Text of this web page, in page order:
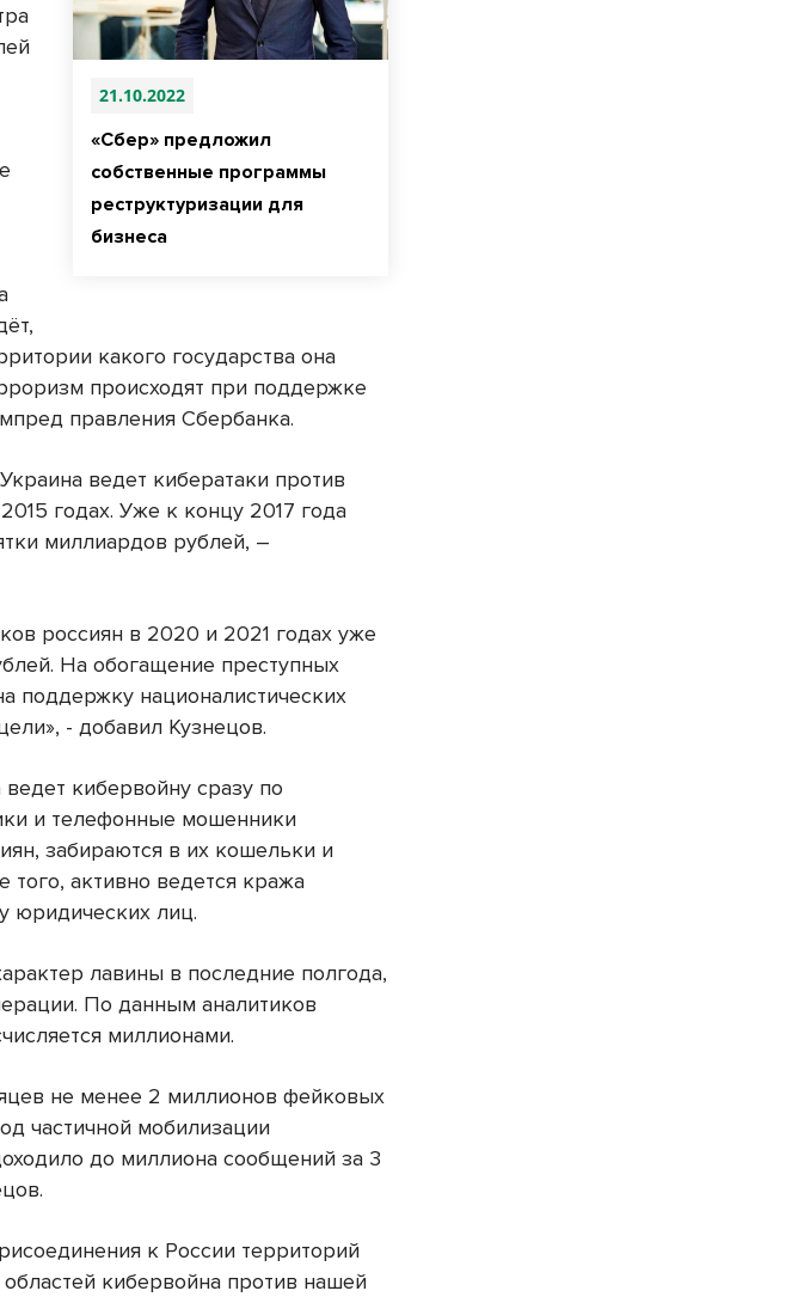
21.10.2022
«Сбер» предложил
собственные программы
реструктуризации для
бизнеса
какого государства она
происходят при поддержке
правления Сбербанка.
ведет кибератаки против
годах. Уже к концу 2017 года
миллиардов рублей, –
россиян в 2020 и 2021 годах уже
На обогащение преступных
поддержку националистических
- добавил Кузнецов.
кибервойну сразу по
и телефонные мошенники
забираются в их кошельки и
активно ведется кража
юридических лиц.
лавины в последние полгода,
По данным аналитиков
миллионами.
не менее 2 миллионов фейковых
частичной мобилизации
до миллиона сообщений за 3
к России территорий
кибервойна против нашей